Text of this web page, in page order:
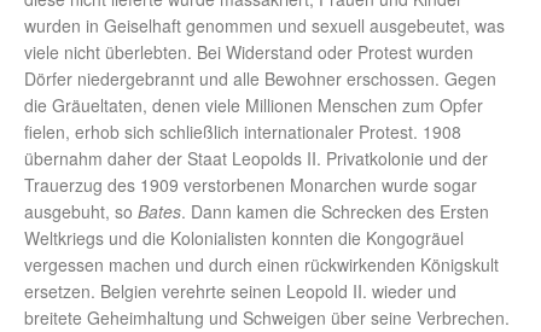
wurden in Geiselhaft genommen und sexuell ausgebeutet, was
viele nicht überlebten. Bei Widerstand oder Protest wurden
Dörfer niedergebrannt und alle Bewohner erschossen. Gegen
die Gräueltaten, denen viele Millionen Menschen zum Opfer
fielen, erhob sich schließlich internationaler Protest. 1908
übernahm daher der Staat Leopolds II. Privatkolonie und der
Trauerzug des 1909 verstorbenen Monarchen wurde sogar
ausgebuht, so Bates. Dann kamen die Schrecken des Ersten
Weltkriegs und die Kolonialisten konnten die Kongogräuel
vergessen machen und durch einen rückwirkenden Königskult
ersetzen. Belgien verehrte seinen Leopold II. wieder und
breitete Geheimhaltung und Schweigen über seine Verbrechen.